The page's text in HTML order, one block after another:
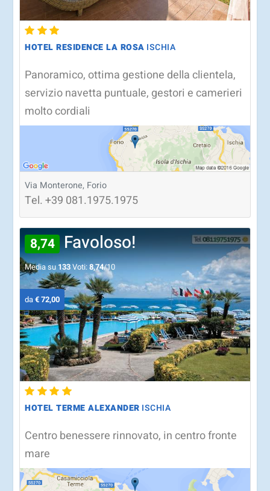
HOTEL RESIDENCE LA ROSA ISCHIA
Panoramico, ottima gestione della clientela,
servizio navetta puntuale, gestori e camerieri
molto cordiali
Via Monterone, Forio
Tel.+39 081.1975.1975
8,74 Favoloso!
Media su133Voti:8,74/10
da€ 72,00
HOTEL TERME ALEXANDER ISCHIA
Centro benessere rinnovato, in centro fronte
mare